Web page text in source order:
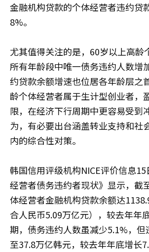
金融机构贷款的个体经营者违约贷
8%。
尤其值得关注的是，60岁以上高龄
所有年龄段中唯一债务违约人数增
约贷款余额增速也位居各年龄层之
龄个体经营者属于生计型创业者，
限，在经济下行周期中更容易受到
为，有必要出台涵盖转业支持和社
内的综合性对策。
韩国信用评级机构NICE评价信息
经营者债务违约者现状》显示，截
体经营者金融机构贷款余额达
合人民币5.09万亿元），较去年年
期，债务违约人数虽减少5.1%，但
至37.8万亿韩元，较去年年底增长